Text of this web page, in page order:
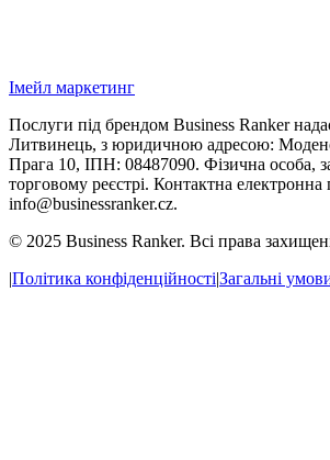
Імейл маркетинг
Послуги під брендом Business Ranker
Литвинець, з юридичною адресою:
Прага 10, ІПН: 08487090. Фізична особа,
торговому реєстрі. Контактна електронна
info@businessranker.cz.
© 2025 Business Ranker. Всі права
|Політика конфіденційності|Загальні